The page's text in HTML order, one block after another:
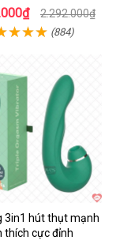
2.292.000₫
(884)
3in1 hút thụt mạnh
thích cực đỉnh